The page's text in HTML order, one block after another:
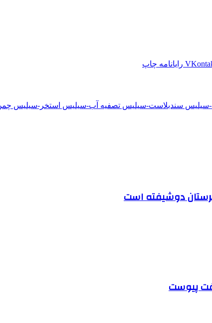
رایانامه چاپ
سیلیس سندبلاست-سیلیس تصفیه آب-سیلیس استخر-سیلیس
پیوست